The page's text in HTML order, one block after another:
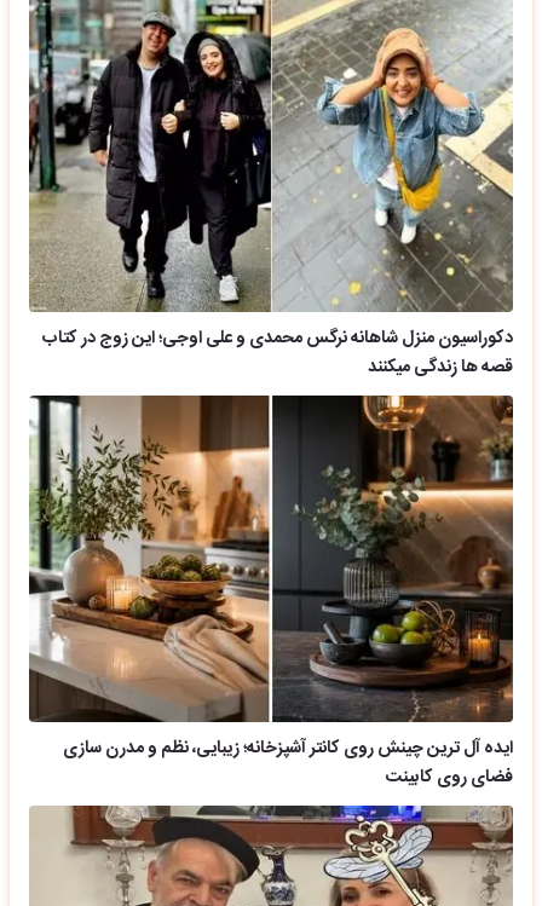
دکوراسیون منزل شاهانه نرگس محمدی و علی اوجی؛ این زوج در کتاب
قصه ها زندگی میکنند
ایده آل ترین چینش روی کانتر آشپزخانه؛ زیبایی، نظم و مدرن سازی
فضای روی کابینت